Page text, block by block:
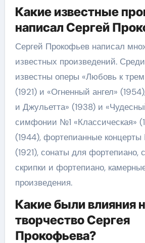
Какие известные
написал Сергей
Сергей Прокофьев написал
известных произведений.
известны оперы «Любовь к
(1921) и «Огненный ангел»
и Джульетта» (1938) и
симфонии №1 «Классическая»
(1944), фортепианные
(1921), сонаты для фортепиано,
скрипки и фортепиано,
произведения.
Какие были влияния
творчество Сергея
Прокофьева?